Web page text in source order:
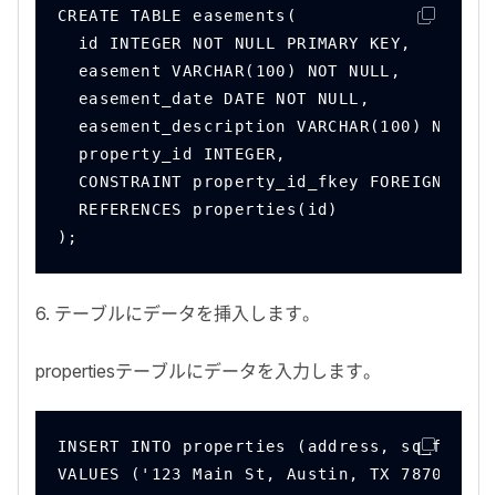
CREATE TABLE easements(
  id INTEGER NOT NULL PRIMARY KEY,
  easement VARCHAR(100) NOT NULL,
  easement_date DATE NOT NULL,
easement_description VARCHAR(100) NOT
  property_id INTEGER,
CONSTRAINT property_id_fkey FOREIGN
  REFERENCES properties(id)
);
6. テーブルにデータを挿入します。
propertiesテーブルにデータを入力します。
INSERT INTO properties (address, sq_ft,
VALUES ('123 Main St, Austin, TX